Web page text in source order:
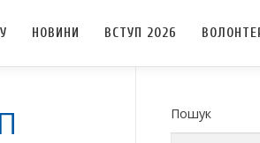
НОВИНИ ВСТУП 2026
Пошук